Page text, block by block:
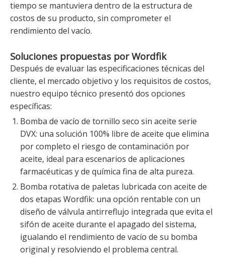
tiempo se mantuviera dentro de la estructura de
costos de su producto, sin comprometer el
rendimiento del vacío.
Soluciones propuestas por Wordfik
Después de evaluar las especificaciones técnicas del
cliente, el mercado objetivo y los requisitos de costos,
nuestro equipo técnico presentó dos opciones
específicas:
Bomba de vacío de tornillo seco sin aceite serie
DVX: una solución 100% libre de aceite que elimina
por completo el riesgo de contaminación por
aceite, ideal para escenarios de aplicaciones
farmacéuticas y de química fina de alta pureza.
Bomba rotativa de paletas lubricada con aceite de
dos etapas Wordfik: una opción rentable con un
diseño de válvula antirreflujo integrada que evita el
sifón de aceite durante el apagado del sistema,
igualando el rendimiento de vacío de su bomba
original y resolviendo el problema central.